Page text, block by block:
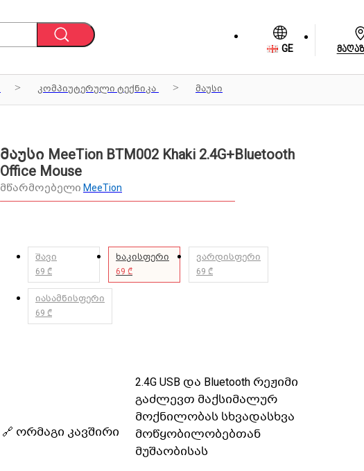
GE
კომპიუტერული ტექნიკა მაუსი
მაუსი MeeTion BTM002 Khaki 2.4G+Bluetooth
Office Mouse
მწარმოებელი MeeTion
შავი
69 ₾
ხაკისფერი
69 ₾
ვარდისფერი
69 ₾
იასამნისფერი
69 ₾
🔗 ორმაგი კავშირი
2.4G USB და Bluetooth რეჟიმი
გაძლევთ მაქსიმალურ
მოქნილობას სხვადასხვა
მოწყობილობებთან
მუშაობისას